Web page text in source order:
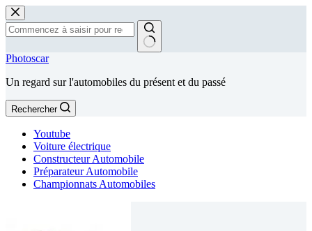
Passer
au
contenu
Aucun
Photoscar
Un regard sur l'automobiles du présent et du passé
Rechercher
Youtube
Voiture électrique
Constructeur Automobile
Préparateur Automobile
Championnats Automobiles